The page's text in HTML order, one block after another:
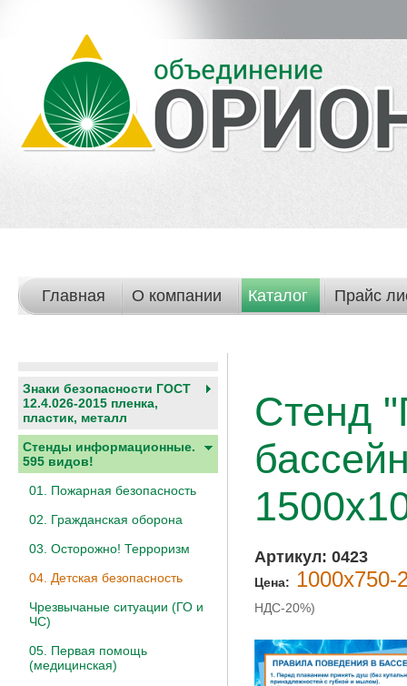
Главная О компании Каталог Прайс
Знаки безопасности ГОСТ
12.4.026-2015 пленка,
пластик, металл
Стенды информационные.
595 видов!
01. Пожарная безопасность
02. Гражданская оборона
03. Осторожно! Терроризм
04. Детская безопасность
Чрезвычаные ситуации (ГО и
ЧС)
05. Первая помощь
(медицинская)
Стенд
Артикул: 0423
Цена: 1000х750-
НДС-20%)